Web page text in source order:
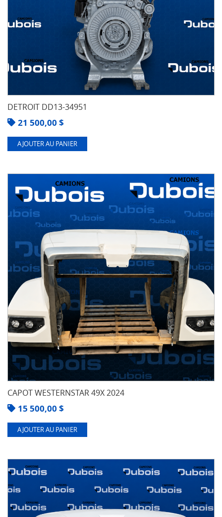
DETROIT DD13-34951
21 500,00 $
AJOUTER AU PANIER
CAPOT WESTERNSTAR 49X 2024
15 500,00 $
AJOUTER AU PANIER